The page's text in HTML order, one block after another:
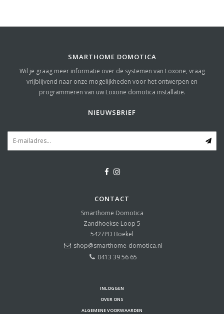
SMARTHOME DOMOTICA
Wil je graag meer informatie over de systemen van Loxone, vraag
vrijblijvend naar onze mogelijkheden voor het ontwerpen en
programmeren van uw Loxone domotica installatie.
NIEUWSBRIEF
CONTACT
Smarthome Domotica
Zandhoekse Loop 5
5427PD Boekel
shop@smarthome-domotica.nl
0413 39 56 65
INLOGGEN
OVER ONS
ALGEMENE VOORWAARDEN